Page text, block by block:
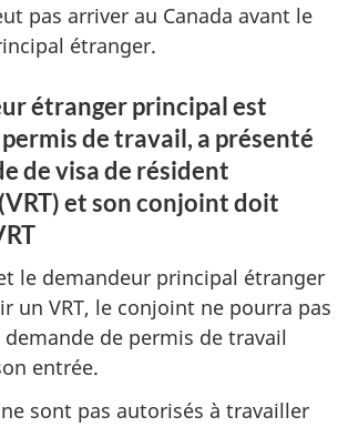
pas arriver au Canada avant le
étranger.
étranger principal est
de travail, a présenté
de visa de résident
et son conjoint doit
le demandeur principal étranger
un VRT, le conjoint ne pourra pas
de permis de travail
entrée.
sont pas autorisés à travailler